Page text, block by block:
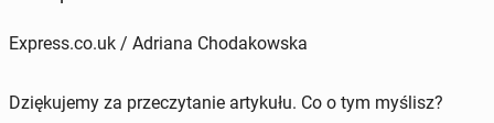
Express.co.uk / Adriana Chodakowska
Dziękujemy za przeczytanie artykułu. Co o tym myślisz?